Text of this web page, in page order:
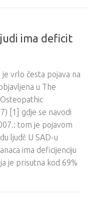
ima deficit
vrlo česta pojava na
u The
[1] gdje se navodi
tom je pojavom
ljudi! U SAD-u
ima deficijenciju
je prisutna kod 69%